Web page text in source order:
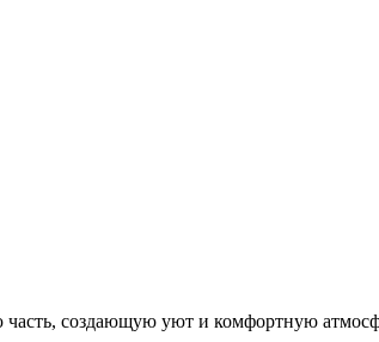
часть, создающую уют и комфортную